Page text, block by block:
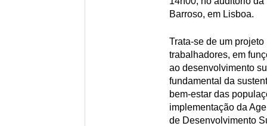
Barroso, em Lisboa.
Trata-se de um
trabalhadores, em
ao desenvolvimento
fundamental da
bem-estar das
implementação da
de Desenvolvimento